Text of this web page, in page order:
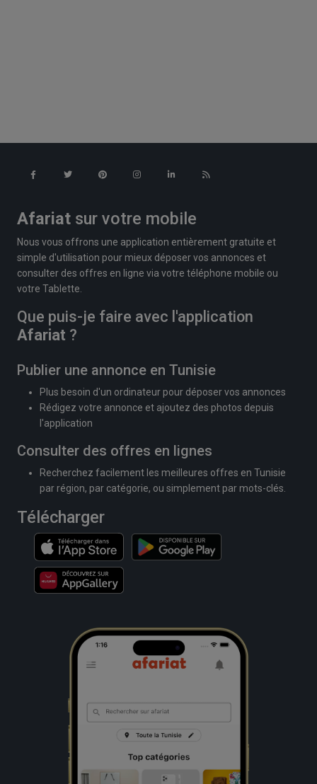
Afariat sur votre mobile
Nous vous offrons une application entièrement gratuite et
simple d'utilisation pour mieux déposer vos annonces et
consulter des offres en ligne via votre téléphone mobile ou
votre Tablette.
Que puis-je faire avec l'application
Afariat ?
Publier une annonce en Tunisie
Plus besoin d'un ordinateur pour déposer vos annonces
Rédigez votre annonce et ajoutez des photos depuis
l'application
Consulter des offres en lignes
Recherchez facilement les meilleures offres en Tunisie
par région, par catégorie, ou simplement par mots-clés.
Télécharger